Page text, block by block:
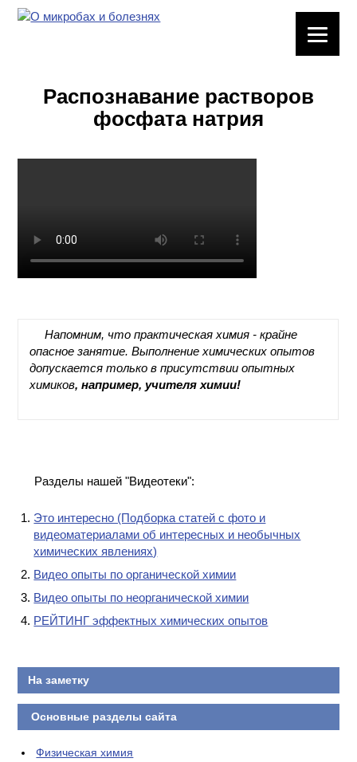
ХИМИЧЕСКАЯ
ПОСУДА
ВРЕДНЫЕ
ХИМИИ
ТЕХНОЛОГИЯ
КОНТАКТЫ
Распознавание растворов
фосфата натрия
Напомним, что практическая химия - крайне
опасное занятие. Выполнение химических опытов
допускается только в присутствии опытных
химиков, например, учителя химии!
Разделы нашей "Видеотеки":
Это интересно (Подборка статей с фото и
видеоматериалами об интересных и необычных
химических явлениях)
Видео опыты по органической химии
Видео опыты по неорганической химии
РЕЙТИНГ эффектных химических опытов
На заметку
Основные разделы сайта
Физическая химия